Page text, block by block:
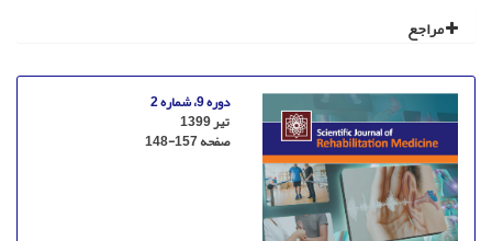
مراجع
دوره 9، شماره 2
تیر 1399
صفحه148-157